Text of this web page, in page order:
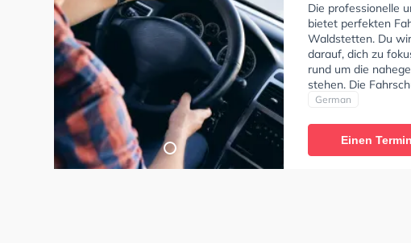
Die professionelle
bietet perfekten
Waldstetten. Du
darauf, dich zu
rund um die
stehen. Die
Klasse A1, Klasse
zu erhalten. Wir
absolvieren, um
German
Einen